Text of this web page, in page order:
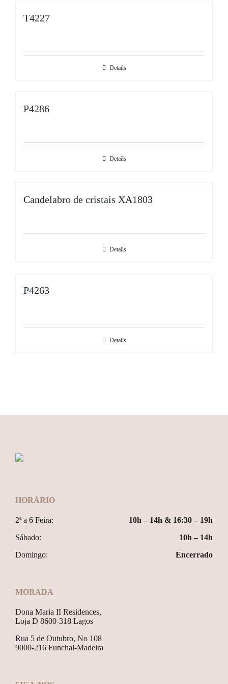
T4227
Details
P4286
Details
Candelabro de cristais XA1803
Details
P4263
Details
HORÁRIO
2ª a 6 Feira:
10h – 14h & 16:30 – 19h
Sábado:
10h – 14h
Domingo:
Encerrado
MORADA
Dona Maria II Residences,
Loja D 8600-318 Lagos
Rua 5 de Outubro, No 108
9000-216 Funchal-Madeira